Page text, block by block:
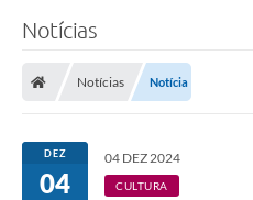
Notícias
Notícias Notícia
DEZ
04
04 DEZ 2024
CULTURA